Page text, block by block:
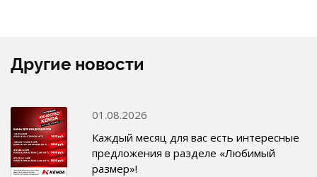
Другие новости
01.08.2026
Каждый месяц для вас есть интересные
предложения в разделе «Любимый
размер»!